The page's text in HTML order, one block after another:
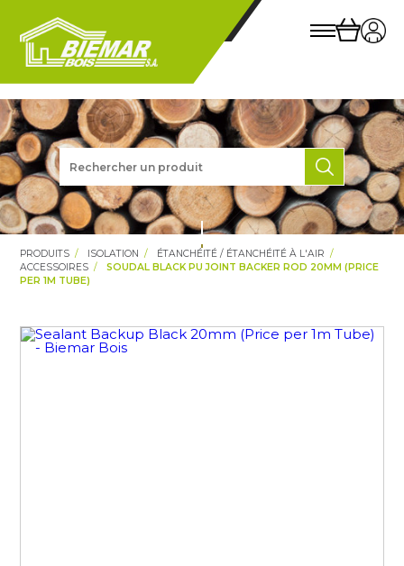
PRODUITS ISOLATION
ÉTANCHÉITÉ / ÉTANCHÉITÉ À L'AIR
ACCESSOIRES
SOUDAL BLACK PU JOINT BACKER ROD 20MM (PRICE
PER 1M TUBE)